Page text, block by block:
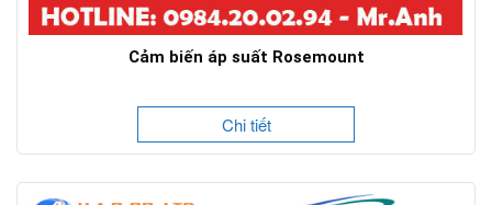
Cảm biến áp suất Rosemount
Chi tiết